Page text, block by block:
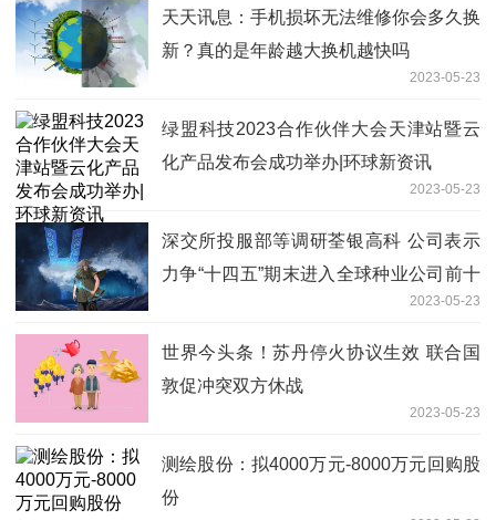
天天讯息：手机损坏无法维修你会多久换
新？真的是年龄越大换机越快吗
2023-05-23
绿盟科技2023合作伙伴大会天津站暨云
化产品发布会成功举办|环球新资讯
2023-05-23
深交所投服部等调研荃银高科 公司表示
力争“十四五”期末进入全球种业公司前十
2023-05-23
世界今头条！苏丹停火协议生效 联合国
敦促冲突双方休战
2023-05-23
测绘股份：拟4000万元-8000万元回购股
份